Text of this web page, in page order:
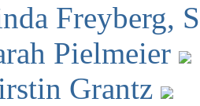
Freyberg,
Pielmeier
Grantz